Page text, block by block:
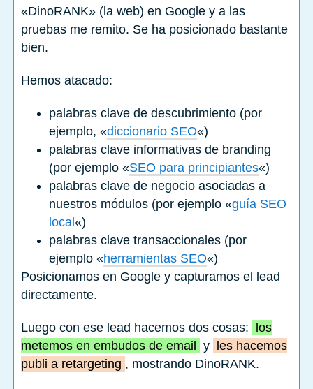
«DinoRANK» (la web) en Google y a las
pruebas me remito. Se ha posicionado bastante
bien.
Hemos atacado:
palabras clave de descubrimiento (por
ejemplo, «diccionario SEO«)
palabras clave informativas de branding
(por ejemplo «SEO para principiantes«)
palabras clave de negocio asociadas a
nuestros módulos (por ejemplo «guía SEO
local«)
palabras clave transaccionales (por
ejemplo «herramientas SEO«)
Posicionamos en Google y capturamos el lead
directamente.
Luego con ese lead hacemos dos cosas:
los
metemos en embudos de email
y
les hacemos
publi a retargeting , mostrando DinoRANK.